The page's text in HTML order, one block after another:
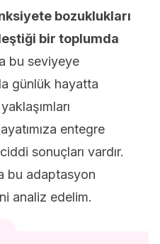
bozuklukları
bir toplumda
bu seviyeye
günlük hayatta
entegre
sonuçları vardır.
bu adaptasyon
analiz edelim.